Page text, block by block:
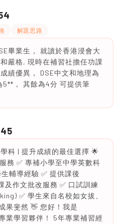
解題思路
畢業生， 就讀於香港浸會大
嚴格, 現時在補習社擔任功課
績優異， DSE中文和地理為
5**， 其餘為4分 可提供筆
科 | 提升成績的最佳選擇 🌟
務 ✅ 專補小學至中學英數科
輔導經驗 ✅ 提供課後
及作文批改服務 ✅ 口試訓練
✅ 學生來自名校如女拔、
果斐然 👋 您好！我是
業學習夥伴！ 5年專業補習經